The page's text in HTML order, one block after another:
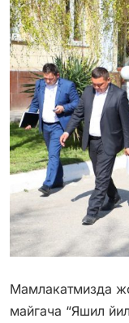
Мамлакатмизда
майгача “Яшил